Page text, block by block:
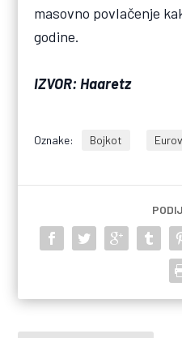
masovno povlačenje
godine.
IZVOR: Haaretz
Oznake: Bojkot